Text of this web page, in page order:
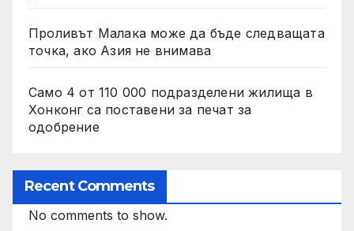
Проливът Малака може да бъде следващата
точка, ако Азия не внимава
Само 4 от 110 000 подразделени жилища в
Хонконг са поставени за печат за
одобрение
Recent Comments
No comments to show.